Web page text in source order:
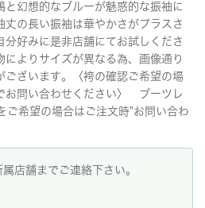
と幻想的なブルーが魅惑的な振袖に
丈の長い振袖は華やかさがプラスさ
分好みに是非店舗にてお試しくださ
よりサイズが異なる為、画像通り
ございます。〈袴の確認ご希望の場
お問い合わせください〉 ブーツレ
ご希望の場合はご注文時"お問い合わ
店舗までご連絡下さい。